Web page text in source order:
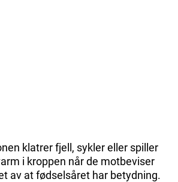
klatrer fjell, sykler eller spiller
i kroppen når de motbeviser
av at fødselsåret har betydning.